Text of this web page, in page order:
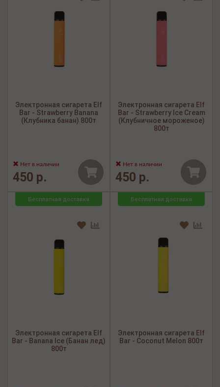
Электронная сигарета Elf
Bar - Strawberry Banana
(Клубника банан) 800т
Нет в наличии
450 р.
Электронная сигарета Elf
Bar - Strawberry Ice Cream
(Клубничное мороженое)
800т
Нет в наличии
450 р.
Бесплатная доставка
Электронная сигарета Elf
Bar - Banana Ice (Банан лед)
800т
Бесплатная доставка
Электронная сигарета Elf
Bar - Coconut Melon 800т